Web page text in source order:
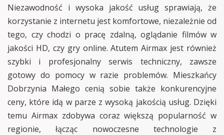
Niezawodność i wysoka jakość usług sprawiają, że
korzystanie z internetu jest komfortowe, niezależnie od
tego, czy chodzi o pracę zdalną, oglądanie filmów w
jakości HD, czy gry online. Atutem Airmax jest również
szybki i profesjonalny serwis techniczny, zawsze
gotowy do pomocy w razie problemów. Mieszkańcy
Dobrzynia Małego cenią sobie także konkurencyjne
ceny, które idą w parze z wysoką jakością usług. Dzięki
temu Airmax zdobywa coraz większą popularność w
regionie, łącząc nowoczesne technologie z